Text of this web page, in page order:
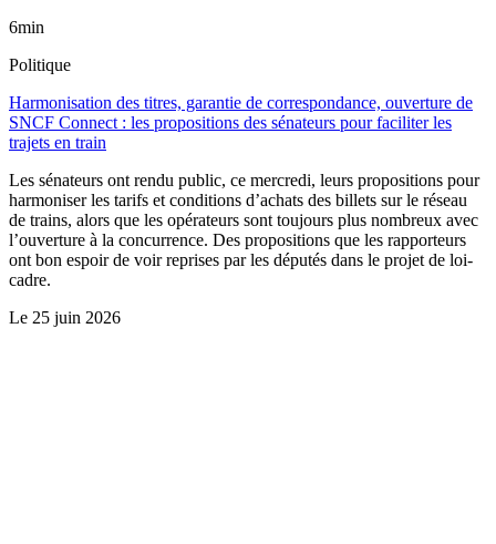
6min
Politique
Harmonisation des titres, garantie de correspondance, ouverture de
SNCF Connect : les propositions des sénateurs pour faciliter les
trajets en train
Les sénateurs ont rendu public, ce mercredi, leurs propositions pour
harmoniser les tarifs et conditions d’achats des billets sur le réseau
de trains, alors que les opérateurs sont toujours plus nombreux avec
l’ouverture à la concurrence. Des propositions que les rapporteurs
ont bon espoir de voir reprises par les députés dans le projet de loi-
cadre.
Le 25 juin 2026